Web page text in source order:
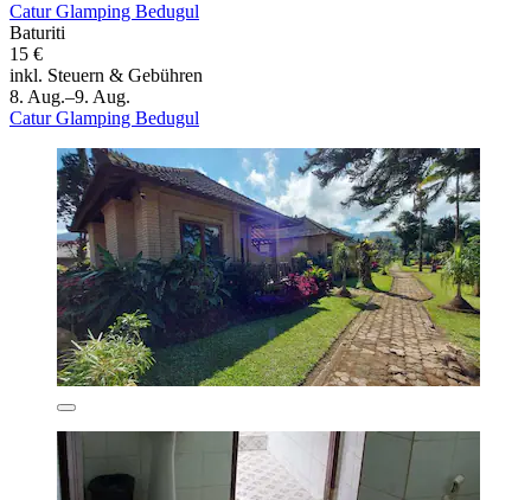
Catur Glamping Bedugul
Baturiti
15 €
inkl. Steuern & Gebühren
8. Aug.–9. Aug.
Catur Glamping Bedugul